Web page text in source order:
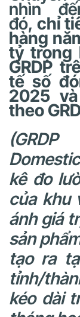
nhìn
đó, chỉ
hàng
tỷ trọng
GRDP
tế số
2025
theo
kê đo
của khu
ánh giá
sản
tạo ra
tỉnh/
kéo dài